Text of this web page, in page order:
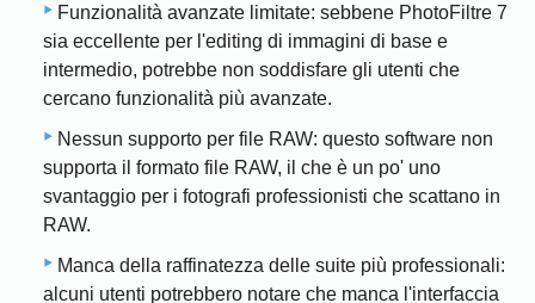
Funzionalità avanzate limitate: sebbene PhotoFiltre 7
sia eccellente per l'editing di immagini di base e
intermedio, potrebbe non soddisfare gli utenti che
cercano funzionalità più avanzate.
Nessun supporto per file RAW: questo software non
supporta il formato file RAW, il che è un po' uno
svantaggio per i fotografi professionisti che scattano in
RAW.
Manca della raffinatezza delle suite più professionali:
alcuni utenti potrebbero notare che manca l'interfaccia